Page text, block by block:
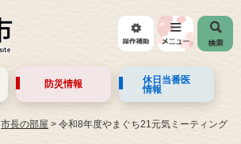
防災情報
休日当番医
情報
市長の部屋 > 令和8年度やまぐち21元気ミーティング